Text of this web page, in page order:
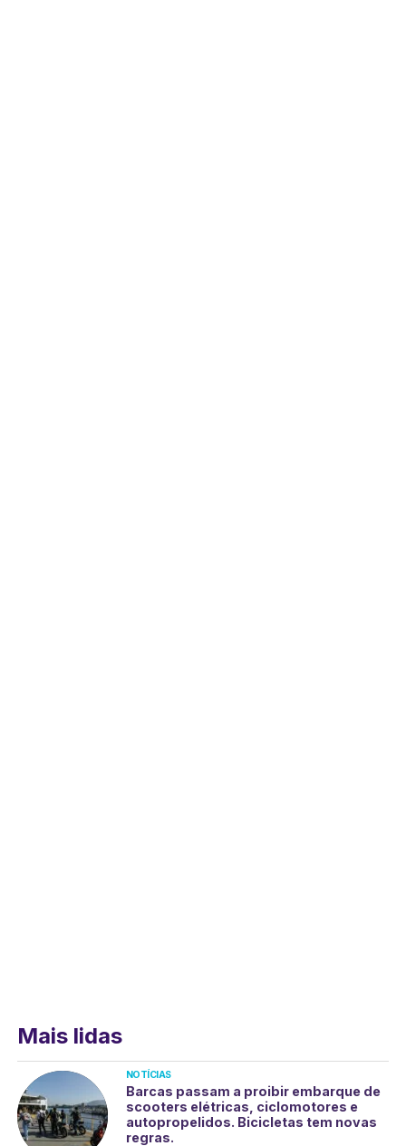
Mais lidas
NOTÍCIAS
Barcas passam a proibir embarque de
scooters elétricas, ciclomotores e
autopropelidos. Bicicletas tem novas
regras.